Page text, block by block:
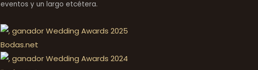
eventos y un largo etcétera.